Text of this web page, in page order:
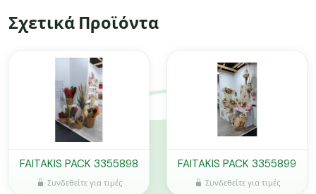
Σχετικά Προϊόντα
FAITAKIS PACK 3355898
Συνδεθείτε για τιμές
FAITAKIS PACK 3355899
Συνδεθείτε για τιμές